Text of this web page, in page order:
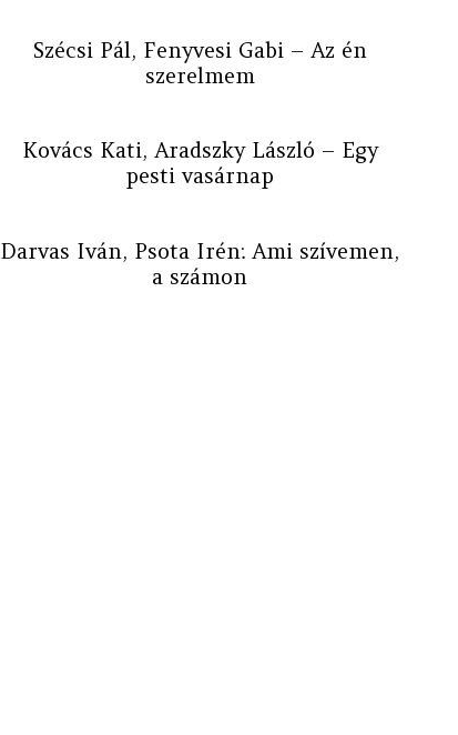
Szécsi Pál, Fenyvesi Gabi – Az én
szerelmem
Kovács Kati, Aradszky László – Egy
pesti vasárnap
Darvas Iván, Psota Irén: Ami szívemen,
a számon